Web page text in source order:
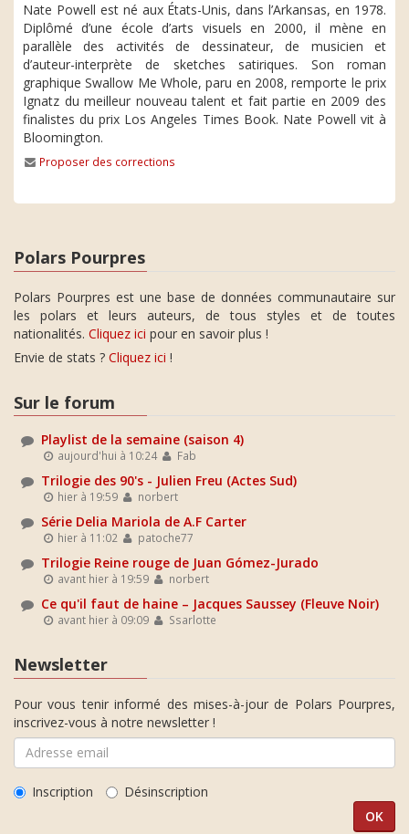
Nate Powell est né aux États-Unis, dans l’Arkansas, en 1978.
Diplômé d’une école d’arts visuels en 2000, il mène en
parallèle des activités de dessinateur, de musicien et
d’auteur-interprète de sketches satiriques. Son roman
graphique Swallow Me Whole, paru en 2008, remporte le prix
Ignatz du meilleur nouveau talent et fait partie en 2009 des
finalistes du prix Los Angeles Times Book. Nate Powell vit à
Bloomington.
Proposer des corrections
Polars Pourpres
Polars Pourpres est une base de données communautaire sur
les polars et leurs auteurs, de tous styles et de toutes
nationalités. Cliquez ici pour en savoir plus !
Envie de stats ? Cliquez ici !
Sur le forum
Playlist de la semaine (saison 4)
aujourd'hui à 10:24 Fab
Trilogie des 90's - Julien Freu (Actes Sud)
hier à 19:59 norbert
Série Delia Mariola de A.F Carter
hier à 11:02 patoche77
Trilogie Reine rouge de Juan Gómez-Jurado
avant hier à 19:59 norbert
Ce qu'il faut de haine – Jacques Saussey (Fleuve Noir)
avant hier à 09:09 Ssarlotte
Newsletter
Pour vous tenir informé des mises-à-jour de Polars Pourpres,
inscrivez-vous à notre newsletter !
Inscription Désinscription